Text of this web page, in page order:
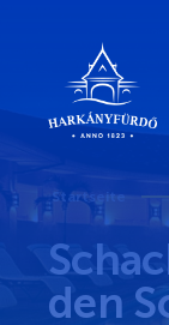
Über uns
HU EN
Startseite
den